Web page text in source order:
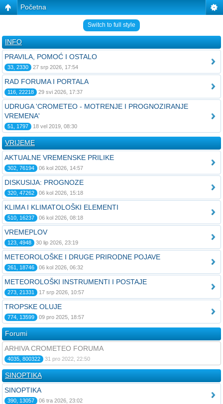
Početna
Switch to full style
INFO
PRAVILA, POMOĆ I OSTALO
33, 2330 27 srp 2026, 17:54
RAD FORUMA I PORTALA
116, 22218 29 svi 2026, 17:37
UDRUGA 'CROMETEO - MOTRENJE I PROGNOZIRANJE
VREMENA'
51, 1797 18 vel 2019, 08:30
VRIJEME
AKTUALNE VREMENSKE PRILIKE
302, 76194 06 kol 2026, 14:57
DISKUSIJA: PROGNOZE
320, 47262 06 kol 2026, 15:18
KLIMA I KLIMATOLOŠKI ELEMENTI
510, 16237 06 kol 2026, 08:18
VREMEPLOV
123, 4948 30 lip 2026, 23:19
METEOROLOŠKE I DRUGE PRIRODNE POJAVE
261, 18746 06 kol 2026, 06:32
METEOROLOŠKI INSTRUMENTI I POSTAJE
273, 21331 17 srp 2026, 10:57
TROPSKE OLUJE
774, 13599 09 pro 2025, 18:57
Forumi
ARHIVA CROMETEO FORUMA
4035, 800322 31 pro 2022, 22:50
SINOPTIKA
SINOPTIKA
390, 13057 06 tra 2026, 23:02